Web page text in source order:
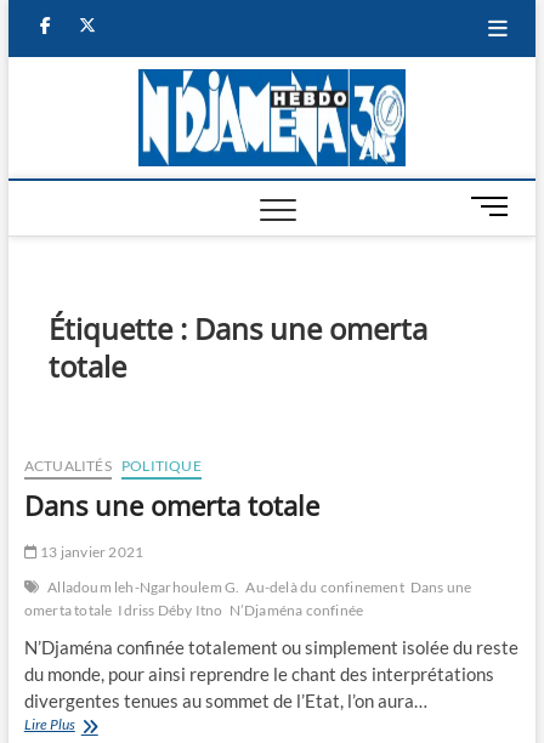
facebook
M
e
Étiquette : Dans une omerta
totale
ACTUALITÉS POLITIQUE
Dans une omerta totale
13 janvier 2021
Alladoum leh-Ngarhoulem G. Au-delà du confinement Dans une
omerta totale Idriss Déby Itno N’Djaména confinée
N’Djaména confinée totalement ou simplement isolée du reste
du monde, pour ainsi reprendre le chant des interprétations
divergentes tenues au sommet de l’Etat, l’on aura…
Lire PlusDans